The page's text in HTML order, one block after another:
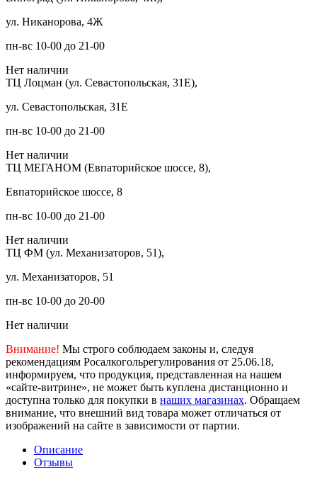
ул. Никанорова, 4Ж
пн-вс 10-00 до 21-00
Нет наличии
ТЦ Лоцман (ул. Севастопольская, 31Е),
ул. Севастопольская, 31Е
пн-вс 10-00 до 21-00
Нет наличии
ТЦ МЕГАНОМ (Евпаторийское шоссе, 8),
Евпаторийское шоссе, 8
пн-вс 10-00 до 21-00
Нет наличии
ТЦ ФМ (ул. Механизаторов, 51),
ул. Механизаторов, 51
пн-вс 10-00 до 20-00
Нет наличии
Внимание! Мы строго соблюдаем законы и, следуя
рекомендациям Росалкогольрегулирования от 25.06.18,
информируем, что продукция, представленная на нашем
«сайте-витрине», не может быть куплена дистанционно и
доступна только для покупки в наших магазинах. Обращаем
внимание, что внешний вид товара может отличаться от
изображений на сайте в зависимости от партии.
Описание
Отзывы